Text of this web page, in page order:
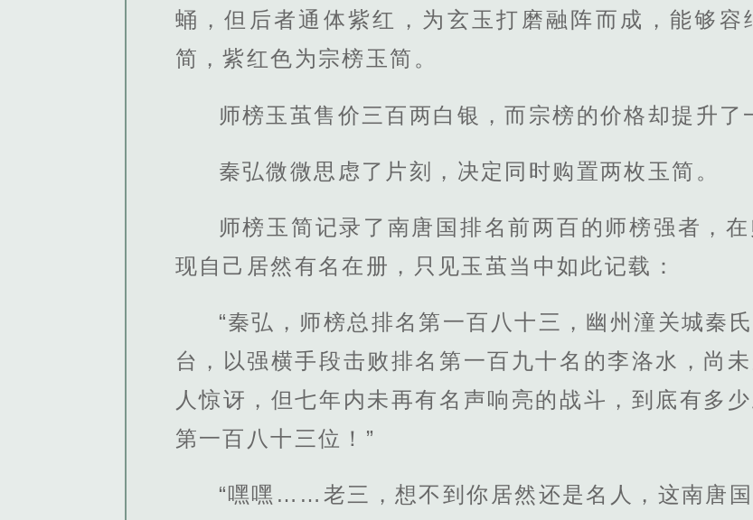
蛹，但后者通体紫红，为玄玉打磨融阵而成，能够容
简，紫红色为宗榜玉简。
师榜玉茧售价三百两白银，而宗榜的价格却提升了
秦弘微微思虑了片刻，决定同时购置两枚玉简。
师榜玉简记录了南唐国排名前两百的师榜强者，
现自己居然有名在册，只见玉茧当中如此记载：
“秦弘，师榜总排名第一百八十三，幽州潼关城秦
台，以强横手段击败排名第一百九十名的李洛水，尚
人惊讶，但七年内未再有名声响亮的战斗，到底有多
第一百八十三位！”
“嘿嘿……老三，想不到你居然还是名人，这南唐